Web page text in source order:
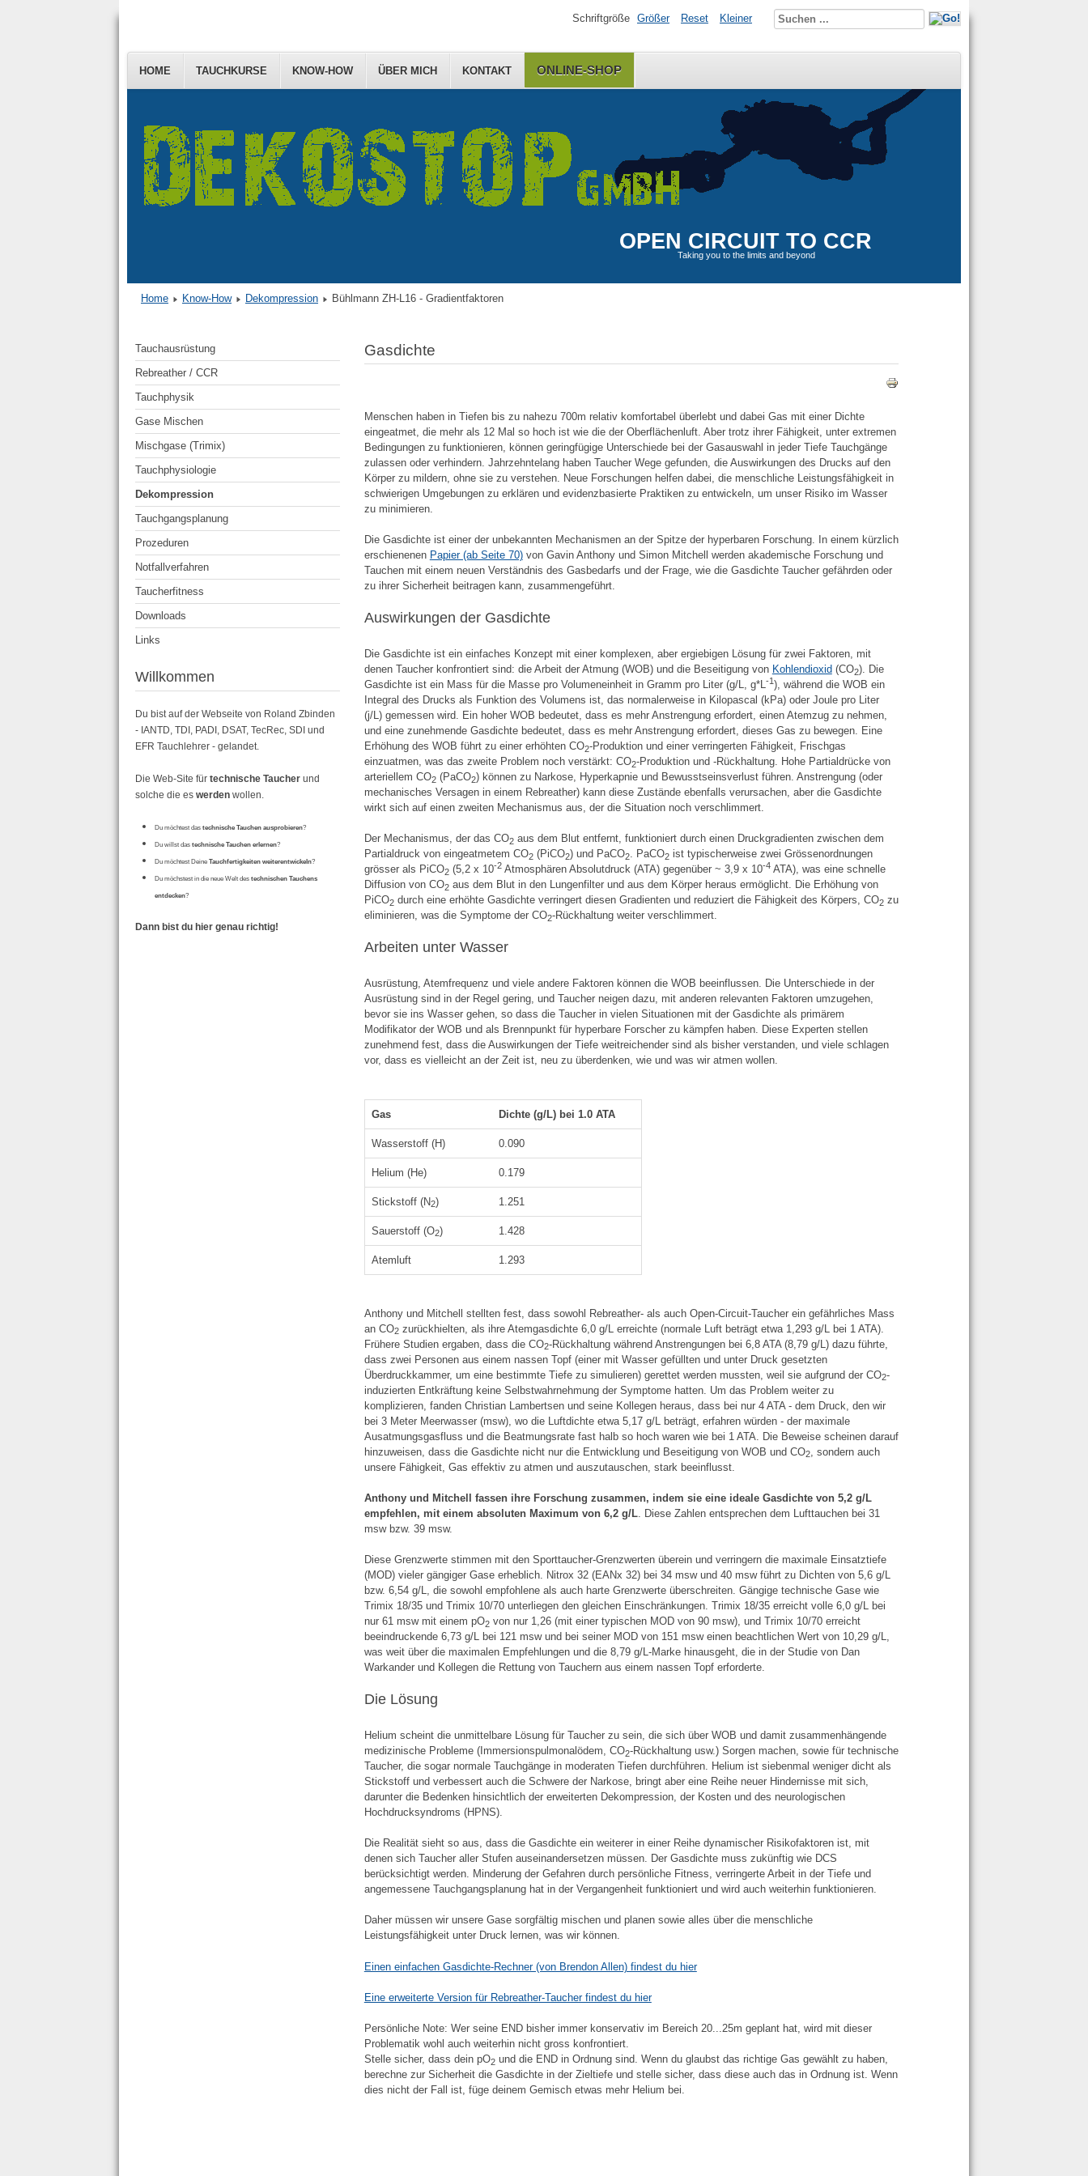
OPEN CIRCUIT TO CCR
Taking you to the limits and beyond
HOME TAUCHKURSE KNOW-HOW ÜBER MICH KONTAKT ONLINE-SHOP
Schriftgröße Größer Reset Kleiner
Home Know-How Dekompression Bühlmann ZH-L16 - Gradientfaktoren
Tauchausrüstung
Rebreather / CCR
Tauchphysik
Gase Mischen
Mischgase (Trimix)
Tauchphysiologie
Dekompression
Tauchgangsplanung
Prozeduren
Notfallverfahren
Taucherfitness
Downloads
Links
Willkommen
Du bist auf der Webseite von Roland Zbinden
- IANTD, TDI, PADI, DSAT, TecRec, SDI und
EFR Tauchlehrer - gelandet.
Die Web-Site für technische Taucher und
solche die es werden wollen.
Du möchtest das technische Tauchen ausprobieren?
Du willst das technische Tauchen erlernen?
Du möchtest Deine Tauchfertigkeiten weiterentwickeln?
Du möchstest in die neue Welt des technischen Tauchens
entdecken?
Dann bist du hier genau richtig!
Gasdichte
Menschen haben in Tiefen bis zu nahezu 700m relativ komfortabel überlebt und dabei Gas mit einer Dichte
eingeatmet, die mehr als 12 Mal so hoch ist wie die der Oberflächenluft. Aber trotz ihrer Fähigkeit, unter extremen
Bedingungen zu funktionieren, können geringfügige Unterschiede bei der Gasauswahl in jeder Tiefe Tauchgänge
zulassen oder verhindern. Jahrzehntelang haben Taucher Wege gefunden, die Auswirkungen des Drucks auf den
Körper zu mildern, ohne sie zu verstehen. Neue Forschungen helfen dabei, die menschliche Leistungsfähigkeit in
schwierigen Umgebungen zu erklären und evidenzbasierte Praktiken zu entwickeln, um unser Risiko im Wasser
zu minimieren.
Die Gasdichte ist einer der unbekannten Mechanismen an der Spitze der hyperbaren Forschung. In einem kürzlich
erschienenen Papier (ab Seite 70)von Gavin Anthony und Simon Mitchell werden akademische Forschung und
Tauchen mit einem neuen Verständnis des Gasbedarfs und der Frage, wie die Gasdichte Taucher gefährden oder
zu ihrer Sicherheit beitragen kann, zusammengeführt.
Auswirkungen der Gasdichte
Die Gasdichte ist ein einfaches Konzept mit einer komplexen, aber ergiebigen Lösung für zwei Faktoren, mit
denen Taucher konfrontiert sind: die Arbeit der Atmung (WOB) und die Beseitigung von Kohlendioxid (CO2). Die
Gasdichte ist ein Mass für die Masse pro Volumeneinheit in Gramm pro Liter (g/L, g*L-1), während die WOB ein
Integral des Drucks als Funktion des Volumens ist, das normalerweise in Kilopascal (kPa) oder Joule pro Liter
(j/L) gemessen wird. Ein hoher WOB bedeutet, dass es mehr Anstrengung erfordert, einen Atemzug zu nehmen,
und eine zunehmende Gasdichte bedeutet, dass es mehr Anstrengung erfordert, dieses Gas zu bewegen. Eine
Erhöhung des WOB führt zu einer erhöhten CO2-Produktion und einer verringerten Fähigkeit, Frischgas
einzuatmen, was das zweite Problem noch verstärkt: CO2-Produktion und -Rückhaltung. Hohe Partialdrücke von
arteriellem CO2(PaCO2) können zu Narkose, Hyperkapnie und Bewusstseinsverlust führen. Anstrengung (oder
mechanisches Versagen in einem Rebreather) kann diese Zustände ebenfalls verursachen, aber die Gasdichte
wirkt sich auf einen zweiten Mechanismus aus, der die Situation noch verschlimmert.
Der Mechanismus, der das CO2aus dem Blut entfernt, funktioniert durch einen Druckgradienten zwischen dem
Partialdruck von eingeatmetem CO2(PiCO2) und PaCO2. PaCO2ist typischerweise zwei Grössenordnungen
grösser als PiCO2(5,2 x 10-2Atmosphären Absolutdruck (ATA) gegenüber ~ 3,9 x 10-4ATA), was eine schnelle
Diffusion von CO2aus dem Blut in den Lungenfilter und aus dem Körper heraus ermöglicht. Die Erhöhung von
PiCO2durch eine erhöhte Gasdichte verringert diesen Gradienten und reduziert die Fähigkeit des Körpers, CO2zu
eliminieren, was die Symptome der CO2-Rückhaltung weiter verschlimmert.
Arbeiten unter Wasser
Ausrüstung, Atemfrequenz und viele andere Faktoren können die WOB beeinflussen. Die Unterschiede in der
Ausrüstung sind in der Regel gering, und Taucher neigen dazu, mit anderen relevanten Faktoren umzugehen,
bevor sie ins Wasser gehen, so dass die Taucher in vielen Situationen mit der Gasdichte als primärem
Modifikator der WOB und als Brennpunkt für hyperbare Forscher zu kämpfen haben. Diese Experten stellen
zunehmend fest, dass die Auswirkungen der Tiefe weitreichender sind als bisher verstanden, und viele schlagen
vor, dass es vielleicht an der Zeit ist, neu zu überdenken, wie und was wir atmen wollen.
Gas Dichte (g/L) bei 1.0 ATA
Wasserstoff (H) 0.090
Helium (He) 0.179
Stickstoff (N2) 1.251
Sauerstoff (O2) 1.428
Atemluft 1.293
Anthony und Mitchell stellten fest, dass sowohl Rebreather- als auch Open-Circuit-Taucher ein gefährliches Mass
an CO2zurückhielten, als ihre Atemgasdichte 6,0 g/L erreichte (normale Luft beträgt etwa 1,293 g/L bei 1 ATA).
Frühere Studien ergaben, dass die CO2-Rückhaltung während Anstrengungen bei 6,8 ATA (8,79 g/L) dazu führte,
dass zwei Personen aus einem nassen Topf (einer mit Wasser gefüllten und unter Druck gesetzten
Überdruckkammer, um eine bestimmte Tiefe zu simulieren) gerettet werden mussten, weil sie aufgrund der CO2-
induzierten Entkräftung keine Selbstwahrnehmung der Symptome hatten. Um das Problem weiter zu
komplizieren, fanden Christian Lambertsen und seine Kollegen heraus, dass bei nur 4 ATA - dem Druck, den wir
bei 3 Meter Meerwasser (msw), wo die Luftdichte etwa 5,17 g/L beträgt, erfahren würden - der maximale
Ausatmungsgasfluss und die Beatmungsrate fast halb so hoch waren wie bei 1 ATA. Die Beweise scheinen darauf
hinzuweisen, dass die Gasdichte nicht nur die Entwicklung und Beseitigung von WOB und CO2, sondern auch
unsere Fähigkeit, Gas effektiv zu atmen und auszutauschen, stark beeinflusst.
Anthony und Mitchell fassen ihre Forschung zusammen, indem sie eine ideale Gasdichte von 5,2 g/L
empfehlen, mit einem absoluten Maximum von 6,2 g/L. Diese Zahlen entsprechen dem Lufttauchen bei 31
msw bzw. 39 msw.
Diese Grenzwerte stimmen mit den Sporttaucher-Grenzwerten überein und verringern die maximale Einsatztiefe
(MOD) vieler gängiger Gase erheblich. Nitrox 32 (EANx 32) bei 34 msw und 40 msw führt zu Dichten von 5,6 g/L
bzw. 6,54 g/L, die sowohl empfohlene als auch harte Grenzwerte überschreiten. Gängige technische Gase wie
Trimix 18/35 und Trimix 10/70 unterliegen den gleichen Einschränkungen. Trimix 18/35 erreicht volle 6,0 g/L bei
nur 61 msw mit einem pO2von nur 1,26 (mit einer typischen MOD von 90 msw), und Trimix 10/70 erreicht
beeindruckende 6,73 g/L bei 121 msw und bei seiner MOD von 151 msw einen beachtlichen Wert von 10,29 g/L,
was weit über die maximalen Empfehlungen und die 8,79 g/L-Marke hinausgeht, die in der Studie von Dan
Warkander und Kollegen die Rettung von Tauchern aus einem nassen Topf erforderte.
Die Lösung
Helium scheint die unmittelbare Lösung für Taucher zu sein, die sich über WOB und damit zusammenhängende
medizinische Probleme (Immersionspulmonalödem, CO2-Rückhaltung usw.) Sorgen machen, sowie für technische
Taucher, die sogar normale Tauchgänge in moderaten Tiefen durchführen. Helium ist siebenmal weniger dicht als
Stickstoff und verbessert auch die Schwere der Narkose, bringt aber eine Reihe neuer Hindernisse mit sich,
darunter die Bedenken hinsichtlich der erweiterten Dekompression, der Kosten und des neurologischen
Hochdrucksyndroms (HPNS).
Die Realität sieht so aus, dass die Gasdichte ein weiterer in einer Reihe dynamischer Risikofaktoren ist, mit
denen sich Taucher aller Stufen auseinandersetzen müssen. Der Gasdichte muss zukünftig wie DCS
berücksichtigt werden. Minderung der Gefahren durch persönliche Fitness, verringerte Arbeit in der Tiefe und
angemessene Tauchgangsplanung hat in der Vergangenheit funktioniert und wird auch weiterhin funktionieren.
Daher müssen wir unsere Gase sorgfältig mischen und planen sowie alles über die menschliche
Leistungsfähigkeit unter Druck lernen, was wir können.
Einen einfachen Gasdichte-Rechner (von Brendon Allen) findest du hier
Eine erweiterte Version für Rebreather-Taucher findest du hier
Persönliche Note: Wer seine END bisher immer konservativ im Bereich 20...25m geplant hat, wird mit dieser
Problematik wohl auch weiterhin nicht gross konfrontiert.
Stelle sicher, dass dein pO2und die END in Ordnung sind. Wenn du glaubst das richtige Gas gewählt zu haben,
berechne zur Sicherheit die Gasdichte in der Zieltiefe und stelle sicher, dass diese auch das in Ordnung ist. Wenn
dies nicht der Fall ist, füge deinem Gemisch etwas mehr Helium bei.